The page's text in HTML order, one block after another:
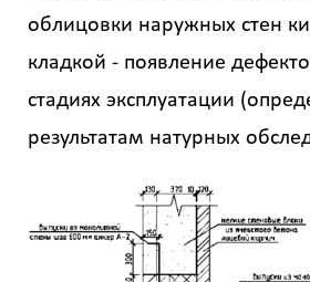
облицовки наружных стен
кладкой - появление
стадиях эксплуатации
результатам натурных
с
обработку
персональных
данных